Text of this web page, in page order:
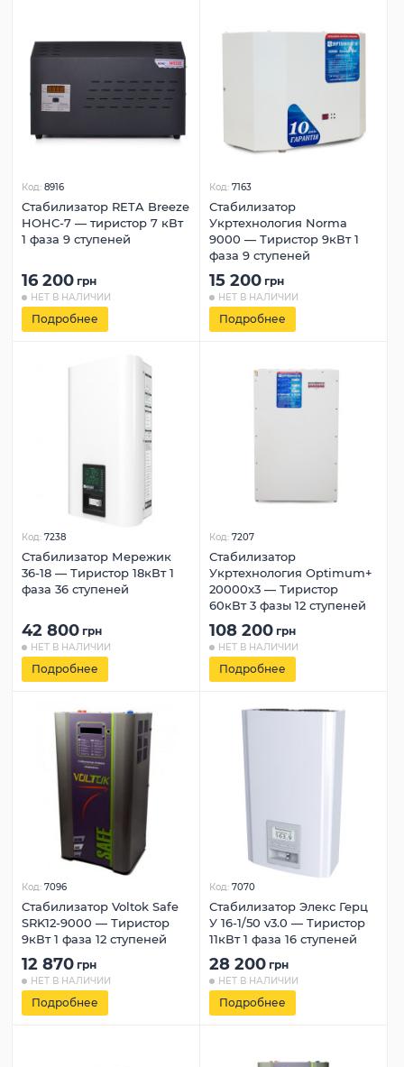
Код: 8916
Стабилизатор RETA Breeze
HOHC-7 — тиристор 7 кВт
1 фаза 9 ступеней
16 200 грн
НЕТ В НАЛИЧИИ
Подробнее
Код: 7163
Стабилизатор
Укртехнология Norma
9000 — Тиристор 9кВт 1
фаза 9 ступеней
15 200 грн
НЕТ В НАЛИЧИИ
Подробнее
Код: 7238
Стабилизатор Мережик
36-18 — Тиристор 18кВт 1
фаза 36 ступеней
42 800 грн
НЕТ В НАЛИЧИИ
Подробнее
Код: 7207
Стабилизатор
Укртехнология Optimum+
20000x3 — Тиристор
60кВт 3 фазы 12 ступеней
108 200 грн
НЕТ В НАЛИЧИИ
Подробнее
Код: 7096
Стабилизатор Voltok Safe
SRK12-9000 — Тиристор
9кВт 1 фаза 12 ступеней
12 870 грн
НЕТ В НАЛИЧИИ
Подробнее
Код: 7070
Стабилизатор Элекс Герц
У 16-1/50 v3.0 — Тиристор
11кВт 1 фаза 16 ступеней
28 200 грн
НЕТ В НАЛИЧИИ
Подробнее